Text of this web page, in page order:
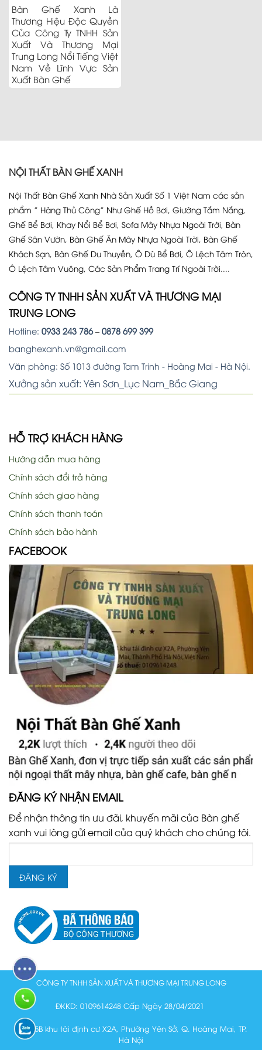
Bàn Ghế Xanh Là
Thương Hiệu Độc Quyền
Của Công Ty TNHH Sản
Xuất Và Thương Mại
Trung Long Nổi Tiếng Việt
Nam Về Lĩnh Vực Sản
Xuất Bàn Ghế
NỘI THẤT BÀN GHẾ XANH
Nội Thất Bàn Ghế Xanh Nhà Sản Xuất Số 1 Việt Nam các sản
phẩm ” Hàng Thủ Công” Như Ghế Hồ Bơi, Giường Tắm Nắng,
Ghế Bể Bơi, Khay Nổi Bể Bơi, Sofa Mây Nhựa Ngoài Trời, Bàn
Ghế Sân Vườn, Bàn Ghế Ăn Mây Nhựa Ngoài Trời, Bàn Ghế
Khách Sạn, Bàn Ghế Du Thuyền, Ô Dù Bể Bơi, Ô Lệch Tâm Tròn,
Ô Lệch Tâm Vuông, Các Sản Phẩm Trang Trí Ngoài Trời....
CÔNG TY TNHH SẢN XUẤT VÀ THƯƠNG MẠI
TRUNG LONG
Hotline: 0933 243 786– 0878 699 399
banghexanh.vn@gmail.com
Văn phòng: Số 1013 đường Tam Trinh - Hoàng Mai - Hà Nội.
Xưởng sản xuất: Yên Sơn_Lục Nam_Bắc Giang
HỖ TRỢ KHÁCH HÀNG
Hướng dẫn mua hàng
Chính sách đổi trả hàng
Chính sách giao hàng
Chính sách thanh toán
Chính sách bảo hành
FACEBOOK
ĐĂNG KÝ NHẬN EMAIL
Để nhận thông tin ưu đãi, khuyến mãi của Bàn ghế
xanh vui lòng gửi email của quý khách cho chúng tôi.
CÔNG TY TNHH SẢN XUẤT VÀ THƯƠNG MẠI TRUNG LONG
ĐKKD: 0109614248 Cấp Ngày 28/04/2021
Lô N15B khu tái định cư X2A, Phường Yên Sở, Q. Hoàng Mai, TP.
Hà Nội